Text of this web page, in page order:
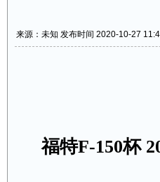
来源：未知 发布时间 2020-10-27
福特F-150杯